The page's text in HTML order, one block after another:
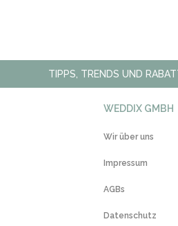
TIPPS, TRENDS UND
WEDDIX GMBH
Wir über uns
Impressum
AGBs
Datenschutz